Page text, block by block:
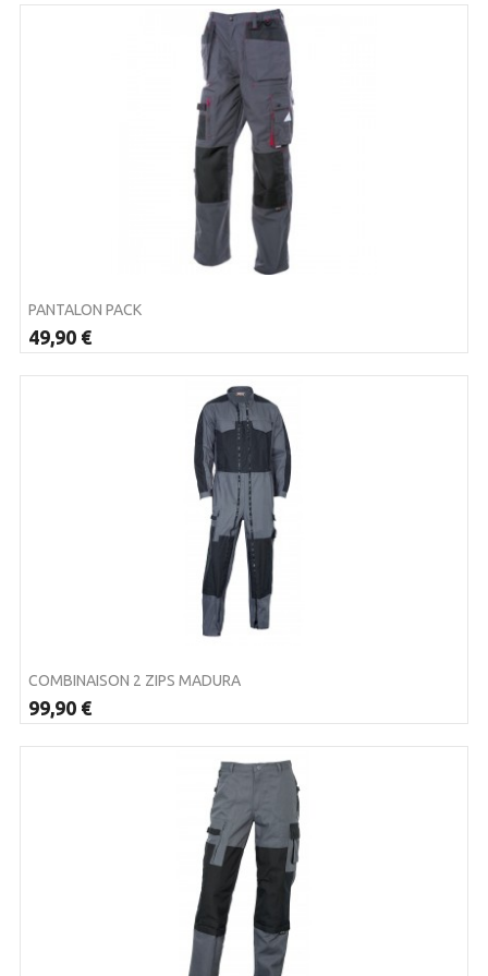
PANTALON PACK
49,90 €
COMBINAISON 2 ZIPS MADURA
99,90 €